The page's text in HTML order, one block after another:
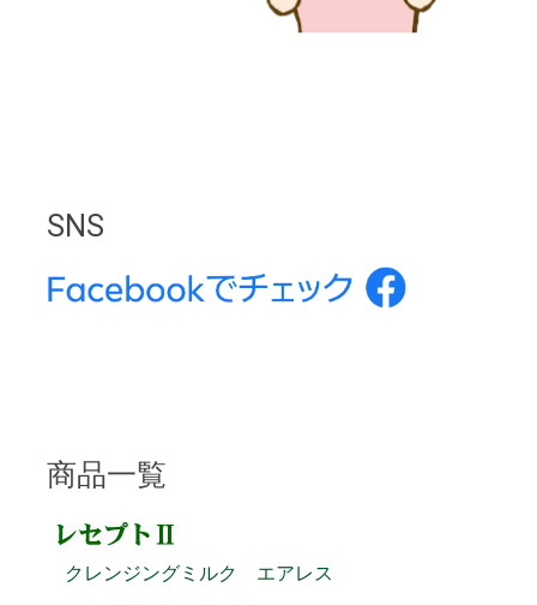
SNS
商品一覧
クレンジングミルク エアレス